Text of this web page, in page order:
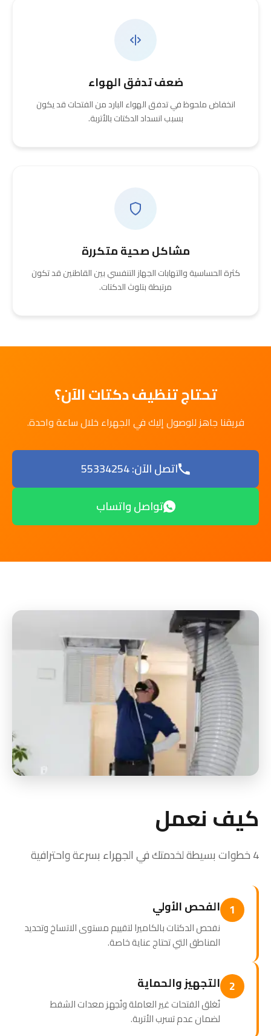
ضعف تدفق الهواء
انخفاض ملحوظ في تدفق الهواء البارد من الفتحات قد يكون
بسبب انسداد الدكتات بالأتربة.
مشاكل صحية متكررة
كثرة الحساسية والتهابات الجهاز التنفسي بين القاطنين قد تكون
مرتبطة بتلوث الدكتات.
تحتاج تنظيف دكتات الآن؟
فريقنا جاهز للوصول إليك في الجهراء خلال ساعة واحدة.
اتصل الآن: 55334254
تواصل واتساب
كيف نعمل
4 خطوات بسيطة لخدمتك في الجهراء بسرعة واحترافية
1 الفحص الأولي
نفحص الدكتات بالكاميرا لتقييم مستوى الاتساخ وتحديد
المناطق التي تحتاج عناية خاصة.
2 التجهيز والحماية
نُغلق الفتحات غير العاملة ونُجهز معدات الشفط
لضمان عدم تسرب الأتربة.